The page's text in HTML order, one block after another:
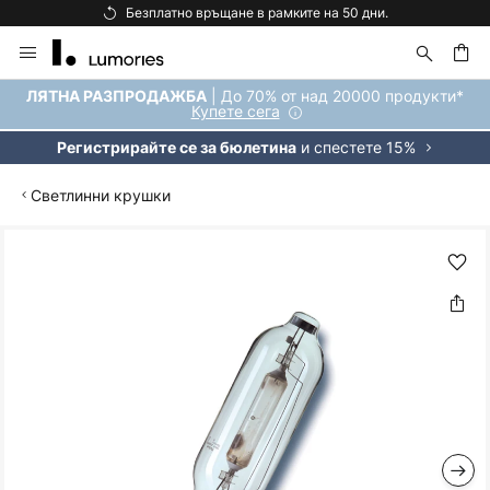
Безплатно връщане в рамките на 50 дни.
Прескачане
към
съдържанието
ЛЯТНА РАЗПРОДАЖБА | До 70% от над 20000 продукти*
Купете сега
Регистрирайте се за бюлетинаи спестете 15%
Светлинни крушки